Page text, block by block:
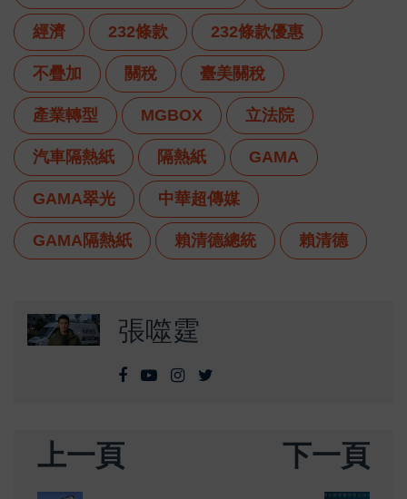
經濟 232條款 232條款優惠
不疊加 關稅 臺美關稅
產業轉型 MGBOX 立法院
汽車隔熱紙 隔熱紙 GAMA
GAMA翠光 中華超傳媒
GAMA隔熱紙 賴清德總統 賴清德
張噬霆
上一頁 下一頁